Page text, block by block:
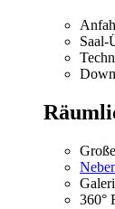
Saal-
360°